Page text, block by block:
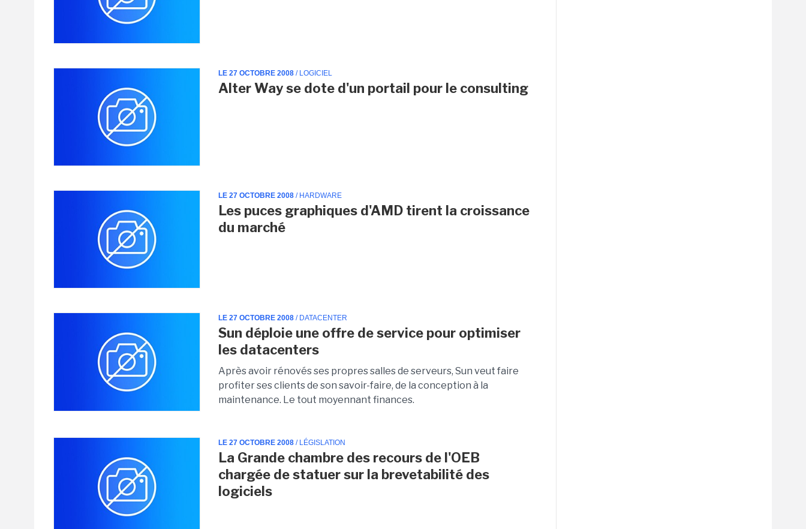
LE 27 OCTOBRE 2008 / LOGICIEL
Alter Way se dote d'un portail pour le consulting
LE 27 OCTOBRE 2008 / HARDWARE
Les puces graphiques d'AMD tirent la croissance
du marché
LE 27 OCTOBRE 2008 / DATACENTER
Sun déploie une offre de service pour optimiser
les datacenters
Après avoir rénovés ses propres salles de serveurs, Sun veut faire
profiter ses clients de son savoir-faire, de la conception à la
maintenance. Le tout moyennant finances.
LE 27 OCTOBRE 2008 / LÉGISLATION
La Grande chambre des recours de l'OEB
chargée de statuer sur la brevetabilité des
logiciels